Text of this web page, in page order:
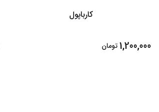
1,200,000تومان
کارباپول